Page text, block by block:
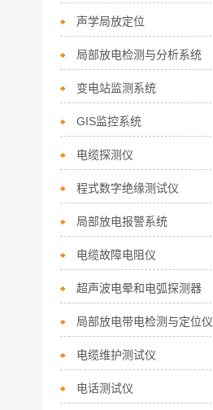
声学局放定位
局部放电检测与分析系统
变电站监测系统
GIS监控系统
电缆探测仪
程式数字绝缘测试仪
局部放电报警系统
电缆故障电阻仪
超声波电晕和电弧探测器
局部放电带电检测与定位仪
电缆维护测试仪
电话测试仪